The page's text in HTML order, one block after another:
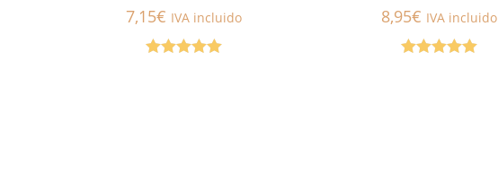
7,15€ IVA incluido 8,95€ IVA incluido